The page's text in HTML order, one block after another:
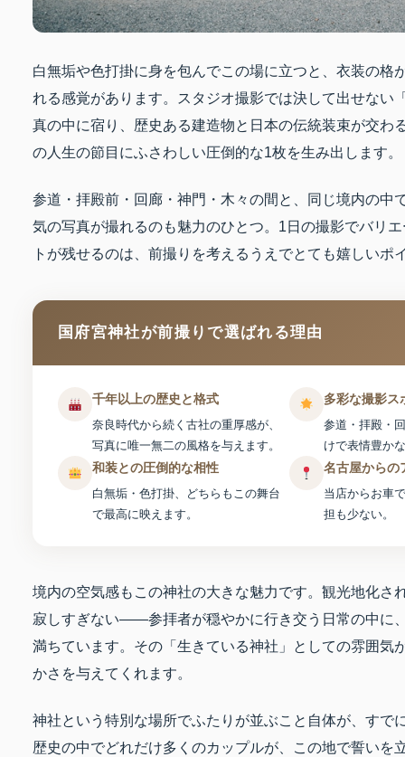
白無垢や色打掛に身を包んでこの場に立つと、衣装の格
れる感覚があります。スタジオ撮影では決して出せない
真の中に宿り、歴史ある建造物と日本の伝統装束が交わ
の人生の節目にふさわしい圧倒的な1枚を生み出します。
参道・拝殿前・回廊・神門・木々の間と、同じ境内の中
気の写真が撮れるのも魅力のひとつ。1日の撮影でバリ
トが残せるのは、前撮りを考えるうえでとても嬉しいポ
国府宮神社が前撮りで選ばれる理由
千年以上の歴史と格式
奈良時代から続く古社の重厚感が、
写真に唯一無二の風格を与えます。
多彩な撮影ス
参道・拝殿・
けで表情豊か
和装との圧倒的な相性
白無垢・色打掛、どちらもこの舞台
で最高に映えます。
名古屋から
当店からお車
担も少ない。
境内の空気感もこの神社の大きな魅力です。観光地化さ
寂しすぎない——参拝者が穏やかに行き交う日常の中に
満ちています。その「生きている神社」としての雰囲気
かさを与えてくれます。
神社という特別な場所でふたりが並ぶこと自体が、すで
歴史の中でどれだけ多くのカップルが、この地で誓いを